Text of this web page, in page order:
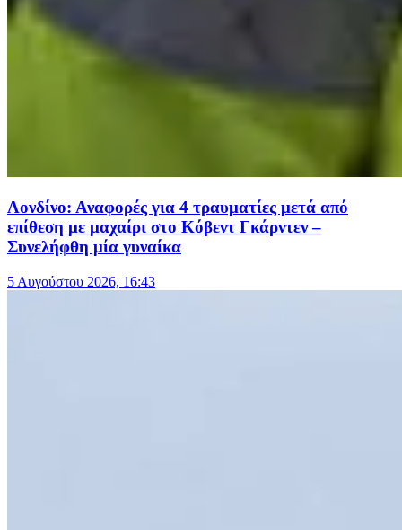
Λονδίνο: Αναφορές για 4 τραυματίες μετά από
επίθεση με μαχαίρι στο Κόβεντ Γκάρντεν –
Συνελήφθη μία γυναίκα
5 Αυγούστου 2026, 16:43